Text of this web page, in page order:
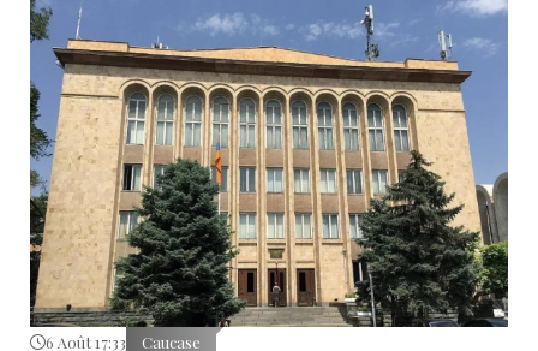
6 Août 17:33 Caucase